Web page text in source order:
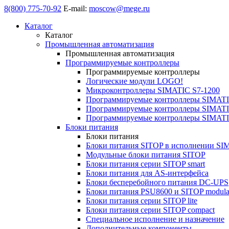
8(800) 775-70-92 E-mail: moscow@mege.ru
Каталог
Каталог
Промышленная автоматизация
Промышленная автоматизация
Программируемые контроллеры
Программируемые контроллеры
Логические модули LOGO!
Микроконтроллеры SIMATIC S7-1200
Программируемые контроллеры
Программируемые контроллеры
Программируемые контроллеры
Блоки питания
Блоки питания
Блоки питания SITOP в исполнении
Модульные блоки питания SITOP
Блоки питания серии SITOP smart
Блоки питания для AS-интерфейса
Блоки бесперебойного питания DC-UPS
Блоки питания PSU8600 и SITOP
Блоки питания серии SITOP lite
Блоки питания серии SITOP compact
Специальное исполнение и назначение